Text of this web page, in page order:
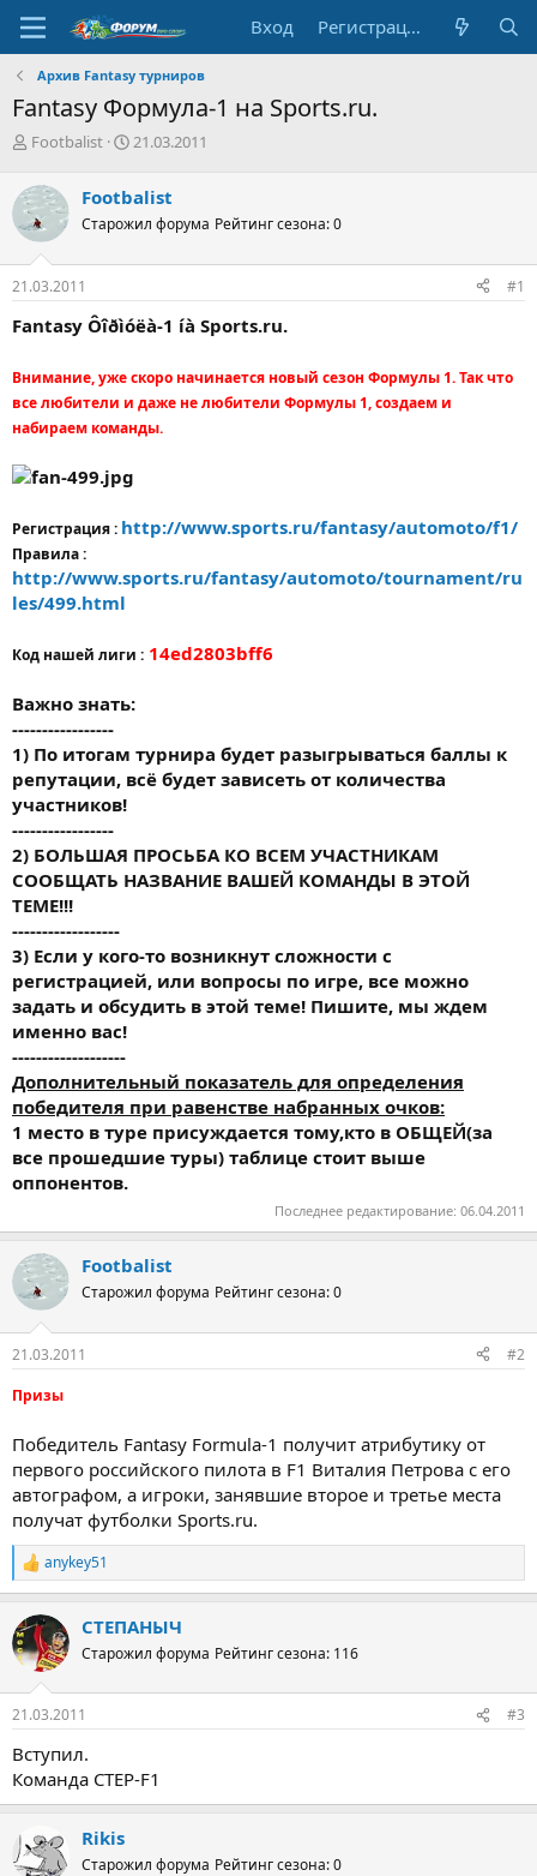
Вход Регистрация
Архив Fantasy турниров
Fantasy Формула-1 на Sports.ru.
А
т
о
р
т
е
м
Footbalist
Д
а
н
ч
л
а
21.03.2011
Footbalist
Старожил форума Рейтинг сезона: 0
21.03.2011 #1
Fantasy Ôîðìóëà-1 íà Sports.ru.
Внимание, уже скоро начинается новый сезон Формулы 1. Так что
все любители и даже не любители Формулы 1, создаем и
набираем команды.
Регистрация : http://www.sports.ru/fantasy/automoto/f1/
Правила :
http://www.sports.ru/fantasy/automoto/tournament/ru
les/499.html
Код нашей лиги : 14ed2803bff6
Важно знать:
-----------------
1) По итогам турнира будет разыгрываться баллы к
репутации, всё будет зависеть от количества
участников!
-----------------
2) БОЛЬШАЯ ПРОСЬБА КО ВСЕМ УЧАСТНИКАМ
СООБЩАТЬ НАЗВАНИЕ ВАШЕЙ КОМАНДЫ В ЭТОЙ
ТЕМЕ!!!
------------------
3) Если у кого-то возникнут сложности с
регистрацией, или вопросы по игре, все можно
задать и обсудить в этой теме! Пишите, мы ждем
именно вас!
-------------------
Дополнительный показатель для определения
победителя при равенстве набранных очков:
1 место в туре присуждается тому,кто в ОБЩЕЙ(за
все прошедшие туры) таблице стоит выше
оппонентов.
Последнее редактирование: 06.04.2011
Footbalist
Старожил форума Рейтинг сезона: 0
21.03.2011
#2
Призы
Победитель Fantasy Formula-1 получит атрибутику от
первого российского пилота в F1 Виталия Петрова с его
автографом, а игроки, занявшие второе и третье места
получат футболки Sports.ru.
Р
е
к
ц
и
anykey51
СТЕПАНЫЧ
Старожил форума Рейтинг сезона: 116
21.03.2011 #3
Вступил.
Команда CTEP-F1
Rikis
Старожил форума Рейтинг сезона: 0